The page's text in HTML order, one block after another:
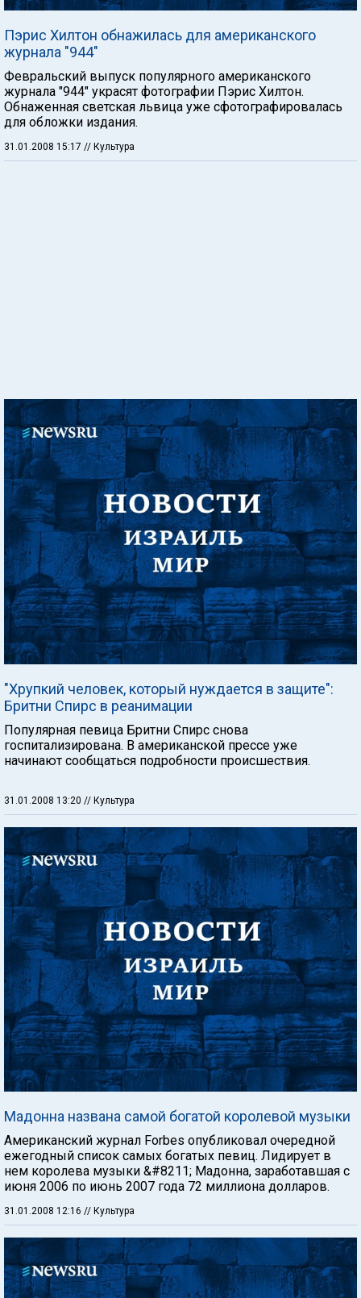
Пэрис Хилтон обнажилась для американского
журнала "944"
Февральский выпуск популярного американского
журнала "944" украсят фотографии Пэрис Хилтон.
Обнаженная светская львица уже сфотографировалась
для обложки издания.
31.01.2008 15:17 // Культура
"Хрупкий человек, который нуждается в защите":
Бритни Спирс в реанимации
Популярная певица Бритни Спирс снова
госпитализирована. В американской прессе уже
начинают сообщаться подробности происшествия.
31.01.2008 13:20 // Культура
Мадонна названа самой богатой королевой музыки
Американский журнал Forbes опубликовал очередной
ежегодный список самых богатых певиц. Лидирует в
нем королева музыки &#8211; Мадонна, заработавшая с
июня 2006 по июнь 2007 года 72 миллиона долларов.
31.01.2008 12:16 // Культура